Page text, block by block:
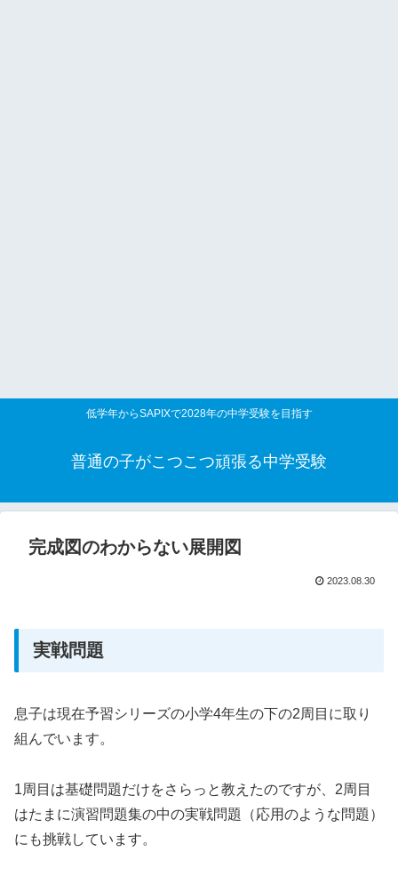
低学年からSAPIXで2028年の中学受験を目指す
普通の子がこつこつ頑張る中学受験
完成図のわからない展開図
2023.08.30
実戦問題
息子は現在予習シリーズの小学4年生の下の2周目に取り
組んでいます。
1周目は基礎問題だけをさらっと教えたのですが、2周目
はたまに演習問題集の中の実戦問題（応用のような問題）
にも挑戦しています。